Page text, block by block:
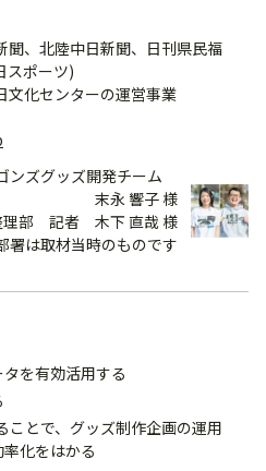
聞、北陸中日新聞、日刊県民福
スポーツ)
文化センターの運営事業
ンズグッズ開発チーム
末永 響子 様
理部 記者 木下 直哉 様
署は取材当時のものです
を有効活用する
とで、グッズ制作企画の運用
率化をはかる